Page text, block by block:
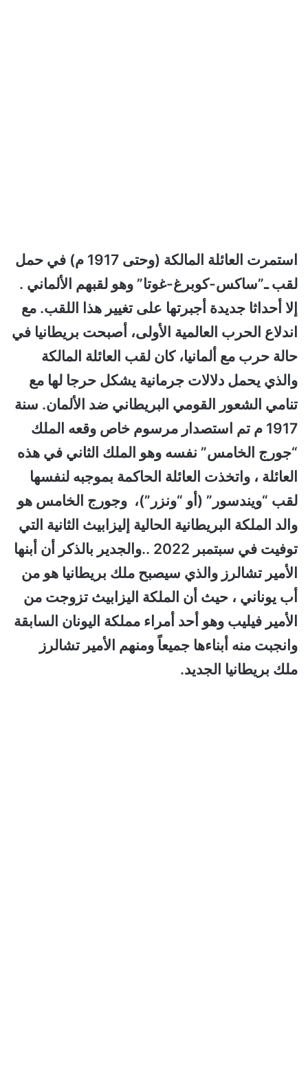
استمرت العائلة المالكة (وحتى 1917 م) في حمل
لقب ـ”ساكس-كوبرغ-غوتا” وهو لقبهم الألماني .
إلا أحداثا جديدة أجبرتها على تغيير هذا اللقب. مع
اندلاع الحرب العالمية الأولى، أصبحت بريطانيا في
حالة حرب مع ألمانيا، كان لقب العائلة المالكة
والذي يحمل دلالات جرمانية يشكل حرجا لها مع
تنامي الشعور القومي البريطاني ضد الألمان. سنة
1917 م تم استصدار مرسوم خاص وقعه الملك
“جورج الخامس” نفسه وهو الملك الثاني في هذه
العائلة ، واتخذت العائلة الحاكمة بموجبه لنفسها
لقب “ويندسور” (أو “ونزر”)، وجورج الخامس هو
والد الملكة البريطانية الحالية إليزابيث الثانية التي
توفيت في سبتمبر 2022 ..والجدير بالذكر أن أبنها
الأمير تشالرز والذي سيصبح ملك بريطانيا هو من
أب يوناني ، حيث أن الملكة اليزابيث تزوجت من
الأمير فيليب وهو أحد أمراء مملكة اليونان السابقة
وانجبت منه أبناءها جميعاً ومنهم الأمير تشالرز
ملك بريطانيا الجديد.